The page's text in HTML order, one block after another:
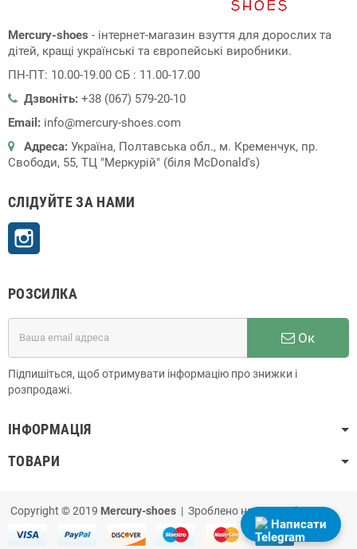
Mercury-shoes - інтернет-магазин взуття для дорослих та
дітей, кращі українські та європейські виробники.
ПН-ПТ: 10.00-19.00 СБ : 11.00-17.00
Дзвоніть: +38 (067) 579-20-10
Email: info@mercury-shoes.com
Адреса: Україна, Полтавська обл., м. Кременчук, пр.
Свободи, 55, ТЦ "Меркурій" (біля McDonald's)
СЛІДУЙТЕ ЗА НАМИ
РОЗСИЛКА
Ок
Підпишіться, щоб отримувати інформацію про знижки і
розпродажі.
ІНФОРМАЦІЯ
ТОВАРИ
Copyright © 2019 Mercury-shoes | Зроблено наPrestaShop
Написати